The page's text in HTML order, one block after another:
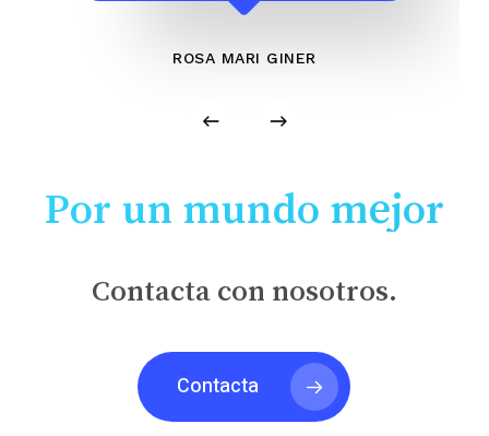
ROSA MARI GINER
Por un mundo mejor
Contacta con nosotros.
Contacta